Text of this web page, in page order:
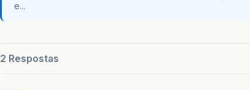
e...
2 Respostas